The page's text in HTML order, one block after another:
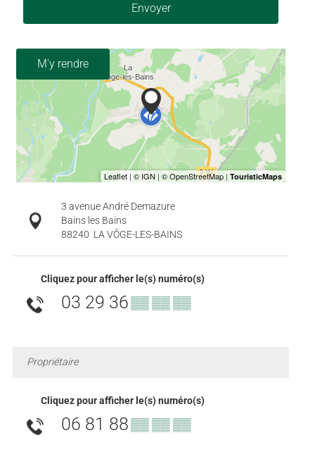
Envoyer
M'y rendre
3 avenue André Demazure
Bains les Bains
88240 LA VÔGE-LES-BAINS
Cliquez pour afficher le(s) numéro(s)
03 29 36▒▒ ▒▒ ▒▒
Propriétaire
Cliquez pour afficher le(s) numéro(s)
06 81 88▒▒ ▒▒ ▒▒